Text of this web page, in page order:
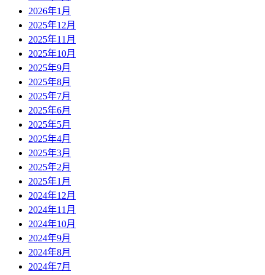
2026年1月
2025年12月
2025年11月
2025年10月
2025年9月
2025年8月
2025年7月
2025年6月
2025年5月
2025年4月
2025年3月
2025年2月
2025年1月
2024年12月
2024年11月
2024年10月
2024年9月
2024年8月
2024年7月